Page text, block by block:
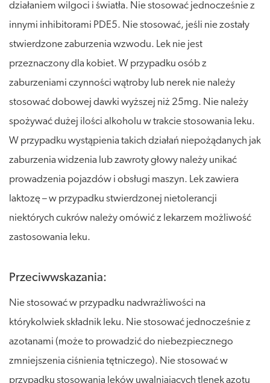
działaniem wilgoci i światła. Nie stosować jednocześnie z
innymi inhibitorami PDE5. Nie stosować, jeśli nie zostały
stwierdzone zaburzenia wzwodu. Lek nie jest
przeznaczony dla kobiet. W przypadku osób z
zaburzeniami czynności wątroby lub nerek nie należy
stosować dobowej dawki wyższej niż 25mg. Nie należy
spożywać dużej ilości alkoholu w trakcie stosowania leku.
W przypadku wystąpienia takich działań niepożądanych jak
zaburzenia widzenia lub zawroty głowy należy unikać
prowadzenia pojazdów i obsługi maszyn. Lek zawiera
laktozę – w przypadku stwierdzonej nietolerancji
niektórych cukrów należy omówić z lekarzem możliwość
zastosowania leku.
Przeciwwskazania:
Nie stosować w przypadku nadwrażliwości na
którykolwiek składnik leku. Nie stosować jednocześnie z
azotanami (może to prowadzić do niebezpiecznego
zmniejszenia ciśnienia tętniczego). Nie stosować w
przypadku stosowania leków uwalniających tlenek azotu